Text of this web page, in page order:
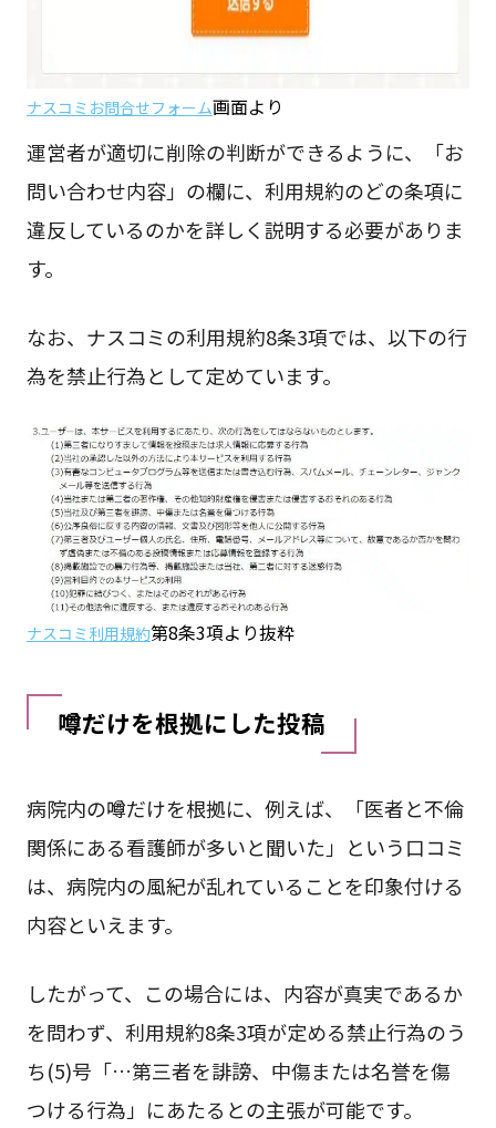
ナスコミお問合せフォーム画面より
運営者が適切に削除の判断ができるように、「お
問い合わせ内容」の欄に、利用規約のどの条項に
違反しているのかを詳しく説明する必要がありま
す。
なお、ナスコミの利用規約8条3項では、以下の行
為を禁止行為として定めています。
ナスコミ利用規約第8条3項より抜粋
噂だけを根拠にした投稿
病院内の噂だけを根拠に、例えば、「医者と不倫
関係にある看護師が多いと聞いた」という口コミ
は、病院内の風紀が乱れていることを印象付ける
内容といえます。
したがって、この場合には、内容が真実であるか
を問わず、利用規約8条3項が定める禁止行為のう
ち(5)号「…第三者を誹謗、中傷または名誉を傷
つける行為」にあたるとの主張が可能です。